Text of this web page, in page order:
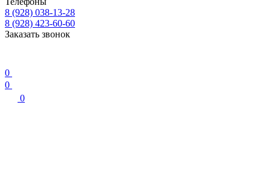
8 (928) 038-13-28
8 (928) 423-60-60
Заказать звонок
0
0
0